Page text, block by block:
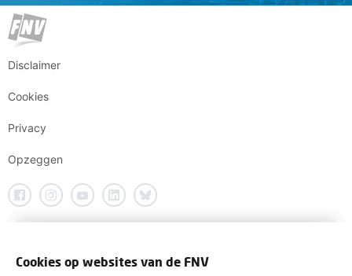
Disclaimer
Cookies
Privacy
Opzeggen
Cookies op websites van de FNV